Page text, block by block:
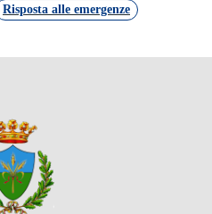
Risposta alle emergenze